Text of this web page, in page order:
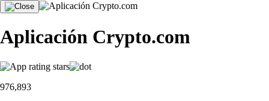
Aplicación Crypto.com
976,893